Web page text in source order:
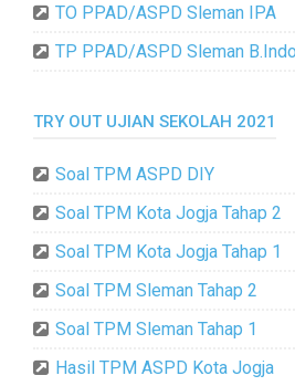
TO PPAD/ASPD Sleman IPA
TP PPAD/ASPD Sleman
TRY OUT UJIAN SEKOLAH 2021
Soal TPM ASPD DIY
Soal TPM Kota Jogja Tahap 2
Soal TPM Kota Jogja Tahap 1
Soal TPM Sleman Tahap 2
Soal TPM Sleman Tahap 1
Hasil TPM ASPD Kota Jogja